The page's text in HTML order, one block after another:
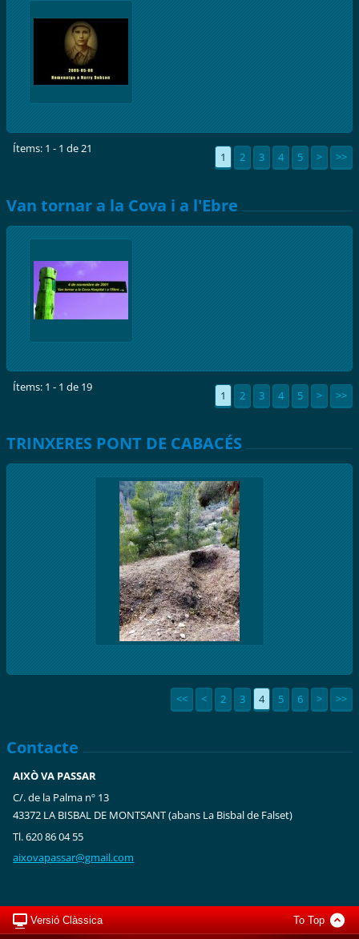
Ítems: 1 - 1 de 21
1 2 3 4 5 > >>
Van tornar a la Cova i a l'Ebre
Ítems: 1 - 1 de 19
1 2 3 4 5 > >>
TRINXERES PONT DE CABACÉS
<< < 2 3 4 5 6 > >>
Contacte
AIXÒ VA PASSAR
C/. de la Palma nº 13
43372 LA BISBAL DE MONTSANT (abans La Bisbal de Falset)
Tl. 620 86 04 55
aixovapassar@gmail.com
Versió Clàssica To Top